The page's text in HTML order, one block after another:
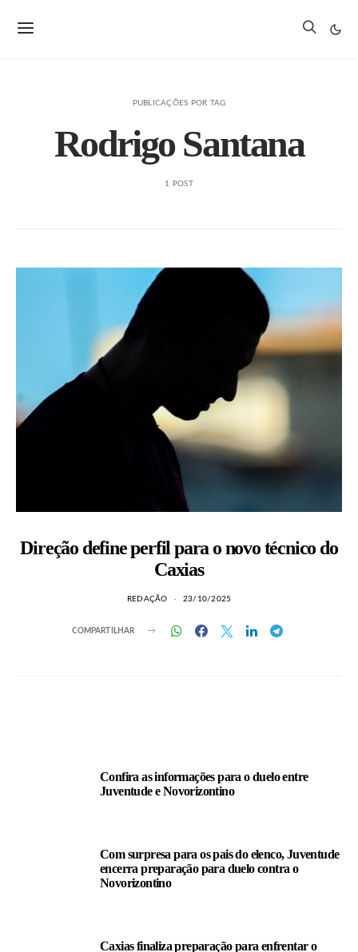
PUBLICAÇÕES POR TAG
Rodrigo Santana
1 POST
Direção define perfil para o novo técnico do
Caxias
REDAÇÃO 23/10/2025
COMPARTILHAR
Confira as informações para o duelo entre
Juventude e Novorizontino
Com surpresa para os pais do elenco, Juventude
encerra preparação para duelo contra o
Novorizontino
Caxias finaliza preparação para enfrentar o